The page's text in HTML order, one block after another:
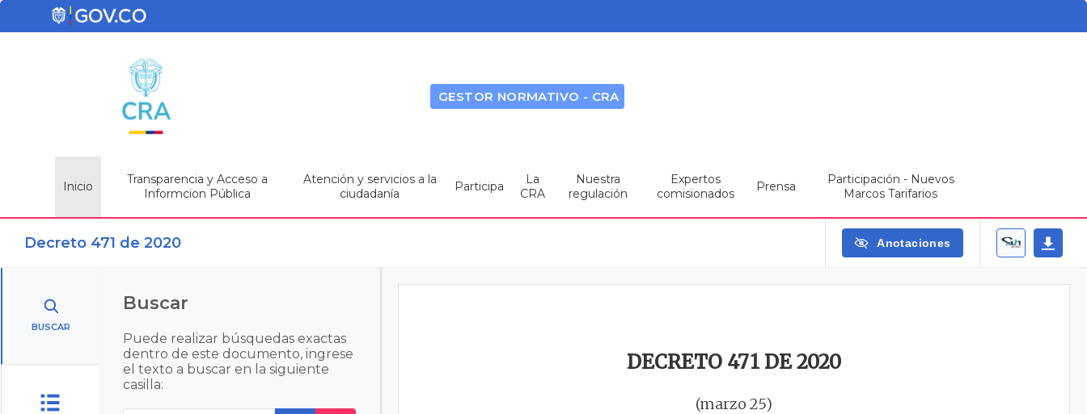
GESTOR NORMATIVO - CRA
Inicio
Transparencia y Acceso a
Informcion Pública
Atención y servicios a la
ciudadanía
Participa
La
CRA
Nuestra
regulación
Expertos
comisionados
Prensa
Participación - Nuevos
Marcos Tarifarios
Decreto 471 de 2020 Anotaciones
BUSCAR
Buscar
Puede realizar búsquedas exactas
dentro de este documento, ingrese
el texto a buscar en la siguiente
casilla:
DECRETO 471 DE 2020
(marzo 25)